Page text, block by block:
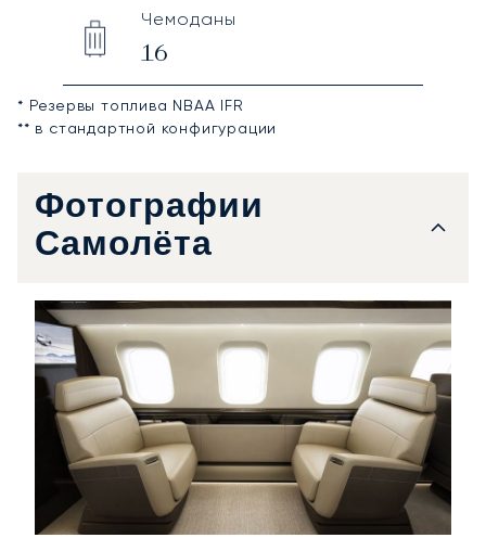
Чемоданы
16
* Резервы топлива NBAA IFR
** в стандартной конфигурации
Фотографии
Самолёта